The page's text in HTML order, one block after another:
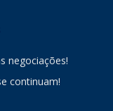
negociações!
continuam!